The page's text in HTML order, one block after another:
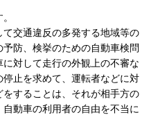
て交通違反の多発する地域等の
防、検挙のための自動車検問
対して走行の外観上の不審な
止を求めて、運転者などに対
することは、それが相手方の
動車の利用者の自由を不当に